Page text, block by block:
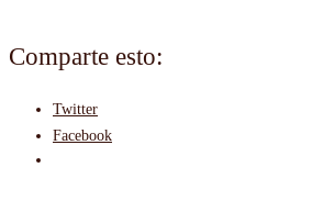
Comparte esto:
Twitter
Facebook